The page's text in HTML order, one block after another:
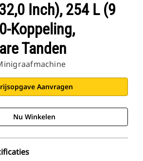
Inch), 254 L (9
Koppeling,
Tanden
Aanvragen
Nu Winkelen